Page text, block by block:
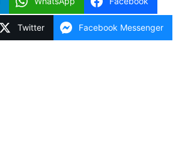
Twitter Facebook Messenger